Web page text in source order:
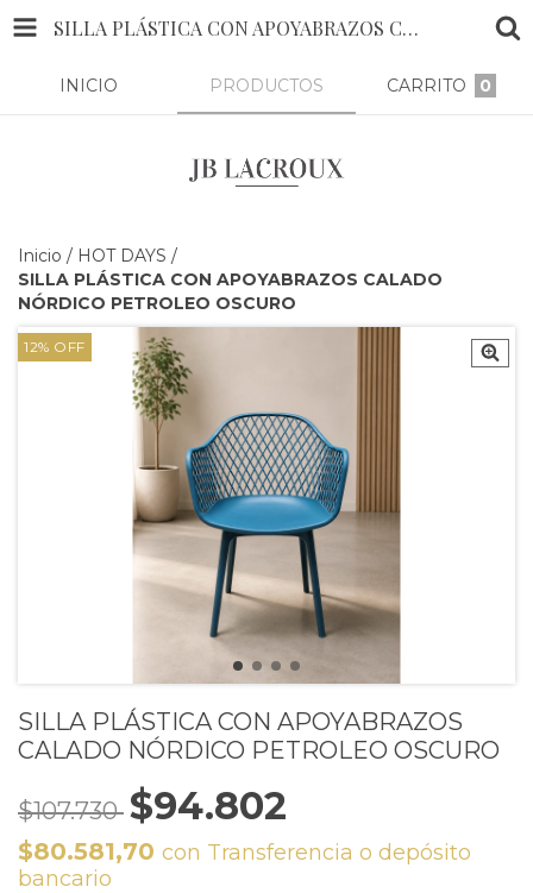
SILLA PLÁSTICA CON APOYABRAZOS CALADO NÓRDICO PETROLEO OSCURO
INICIO PRODUCTOS CARRITO 0
Inicio / HOT DAYS /
SILLA PLÁSTICA CON APOYABRAZOS CALADO
NÓRDICO PETROLEO OSCURO
12% OFF
SILLA PLÁSTICA CON APOYABRAZOS
CALADO NÓRDICO PETROLEO OSCURO
$107.730 $94.802
$80.581,70 con Transferencia o depósito
bancario